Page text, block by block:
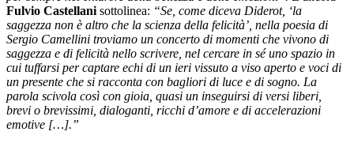
Fulvio Castellani sottolinea: “Se, come diceva Diderot, ‘la
saggezza non è altro che la scienza della felicità’, nella poesia di
Sergio Camellini troviamo un concerto di momenti che vivono di
saggezza e di felicità nello scrivere, nel cercare in sé uno spazio in
cui tuffarsi per captare echi di un ieri vissuto a viso aperto e voci di
un presente che si racconta con bagliori di luce e di sogno. La
parola scivola così con gioia, quasi un inseguirsi di versi liberi,
brevi o brevissimi, dialoganti, ricchi d’amore e di accelerazioni
emotive […].”